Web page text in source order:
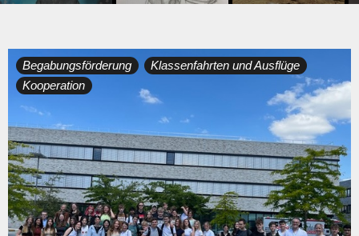
Tag:
22.
Juni
2023
Begabungsförderung
Klassenfahrten und Ausflüge
Kooperation